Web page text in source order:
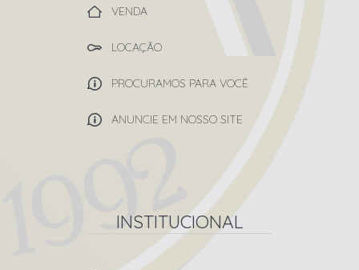
VENDA
LOCAÇÃO
PROCURAMOS PARA VOCÊ
ANUNCIE EM NOSSO SITE
INSTITUCIONAL